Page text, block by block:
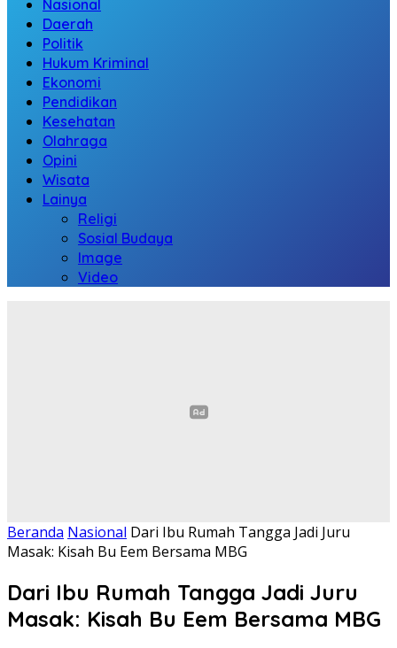
Nasional
Daerah
Politik
Hukum Kriminal
Ekonomi
Pendidikan
Kesehatan
Olahraga
Opini
Wisata
Lainya
Religi
Sosial Budaya
Image
Video
Beranda Nasional Dari Ibu Rumah Tangga Jadi Juru
Masak: Kisah Bu Eem Bersama MBG
Dari Ibu Rumah Tangga Jadi Juru
Masak: Kisah Bu Eem Bersama MBG